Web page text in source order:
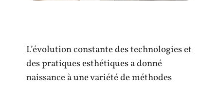
L’évolution constante des technologies et
des pratiques esthétiques a donné
naissance à une variété de méthodes